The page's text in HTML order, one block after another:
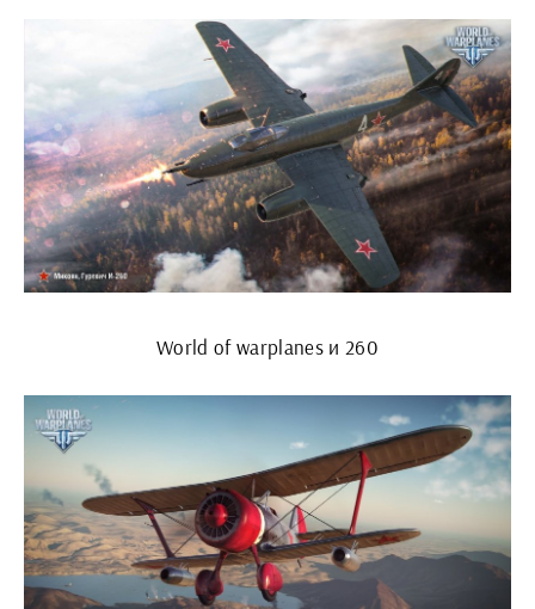
World of warplanes и 260